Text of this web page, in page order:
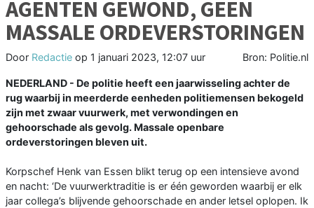
AGENTEN GEWOND, GEEN
MASSALE ORDEVERSTORINGEN
Door Redactie op 1 januari 2023, 12:07 uur Bron: Politie.nl
NEDERLAND - De politie heeft een jaarwisseling achter de
rug waarbij in meerderde eenheden politiemensen bekogeld
zijn met zwaar vuurwerk, met verwondingen en
gehoorschade als gevolg. Massale openbare
ordeverstoringen bleven uit.
Korpschef Henk van Essen blikt terug op een intensieve avond
en nacht: ‘De vuurwerktraditie is er één geworden waarbij er elk
jaar collega’s blijvende gehoorschade en ander letsel oplopen. Ik